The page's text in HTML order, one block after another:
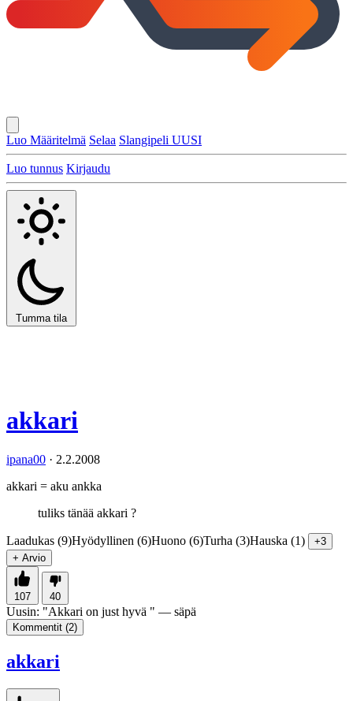
Luo Määritelmä Selaa Slangipeli UUSI
Luo tunnus Kirjaudu
Tumma tila
akkari
ipana00 · 2.2.2008
akkari = aku ankka
tuliks tänää akkari ?
Laadukas (9)Hyödyllinen (6)Huono (6)Turha (3)Hauska (1)
+3
+ Arvio
107 40
Uusin: "Akkari on just hyvä " — säpä
Kommentit (2)
akkari